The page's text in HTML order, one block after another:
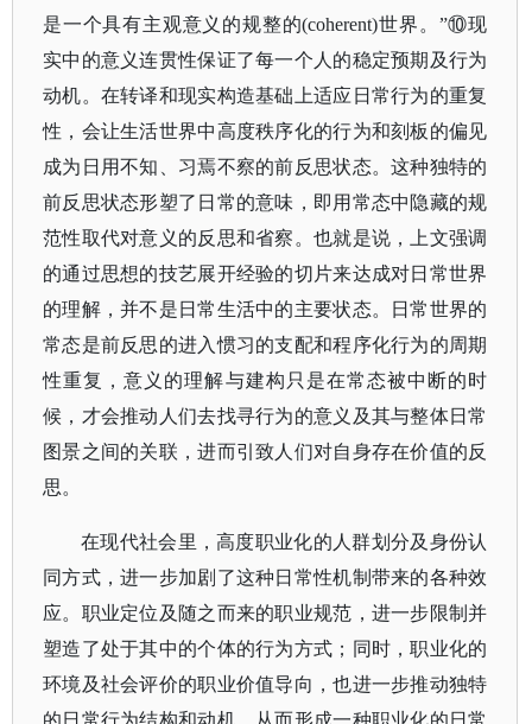
是一个具有主观意义的规整的(coherent)世界。”⑩现
实中的意义连贯性保证了每一个人的稳定预期及行为
动机。在转译和现实构造基础上适应日常行为的重复
性，会让生活世界中高度秩序化的行为和刻板的偏见
成为日用不知、习焉不察的前反思状态。这种独特的
前反思状态形塑了日常的意味，即用常态中隐藏的规
范性取代对意义的反思和省察。也就是说，上文强调
的通过思想的技艺展开经验的切片来达成对日常世界
的理解，并不是日常生活中的主要状态。日常世界的
常态是前反思的进入惯习的支配和程序化行为的周期
性重复，意义的理解与建构只是在常态被中断的时
候，才会推动人们去找寻行为的意义及其与整体日常
图景之间的关联，进而引致人们对自身存在价值的反
思。
在现代社会里，高度职业化的人群划分及身份认
同方式，进一步加剧了这种日常性机制带来的各种效
应。职业定位及随之而来的职业规范，进一步限制并
塑造了处于其中的个体的行为方式；同时，职业化的
环境及社会评价的职业价值导向，也进一步推动独特
的日常行为结构和动机，从而形成一种职业化的日常